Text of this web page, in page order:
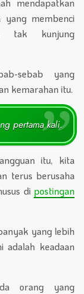
mendapatkan
membenci
tak kunjung
sebab yang
kemarahan itu.
pertama kali.
itu, kita
terus berusaha
di postingan
yang lebih
keadaan
orang yang